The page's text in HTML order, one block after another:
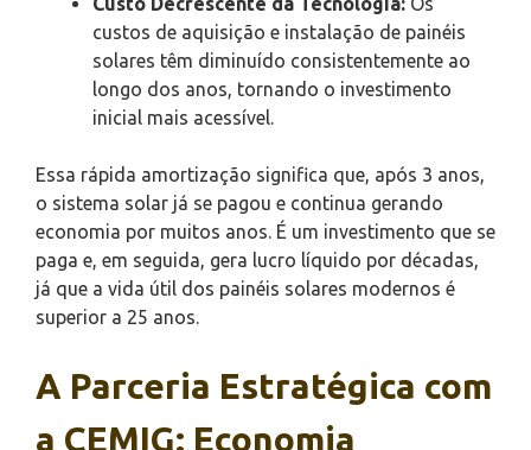
custos de aquisição e instalação de painéis
solares têm diminuído consistentemente ao
longo dos anos, tornando o investimento
inicial mais acessível.
Essa rápida amortização significa que, após 3 anos,
o sistema solar já se pagou e continua gerando
economia por muitos anos. É um investimento que se
paga e, em seguida, gera lucro líquido por décadas,
já que a vida útil dos painéis solares modernos é
superior a 25 anos.
A Parceria Estratégica com
a CEMIG: Economia